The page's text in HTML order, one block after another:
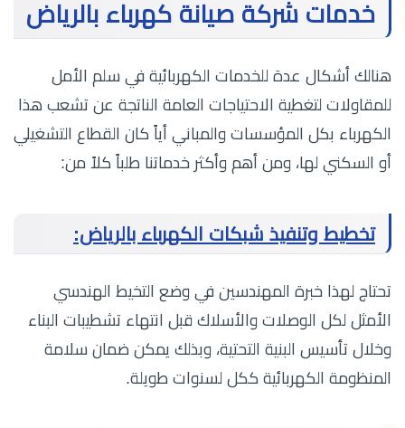
خدمات شركة صيانة كهرباء بالرياض
هنالك أشكال عدة للخدمات الكهربائية في سلم الأمل
للمقاولات لتغطية الاحتياجات العامة الناتجة عن تشعب هذا
الكهرباء بكل المؤسسات والمباني أياً كان القطاع التشغيلي
أو السكني لها، ومن أهم وأكثر خدماتنا طلباً كلاً من:
تخطيط وتنفيذ شبكات الكهرباء بالرياض:
تحتاج لهذا خبرة المهندسين في وضع التخيط الهندسي
الأمثل لكل الوصلات والأسلاك قبل انتهاء تشطيبات البناء
وخلال تأسيس البنية التحتية، وبذلك يمكن ضمان سلامة
المنظومة الكهربائية ككل لسنوات طويلة.